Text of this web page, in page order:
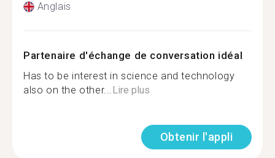
Anglais
Partenaire d'échange de conversation idéal
Has to be interest in science and technology
also on the other...Lire plus
Obtenir l'appli